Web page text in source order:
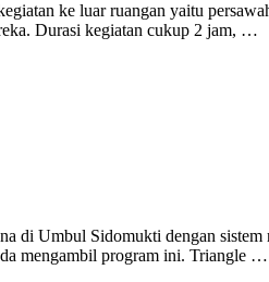
ke luar ruangan yaitu
Durasi kegiatan cukup 2 jam, …
di Umbul Sidomukti dengan
mengambil program ini. Triangle …